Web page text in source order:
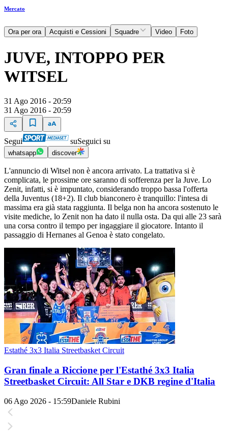
Mercato
Ora per ora Acquisti e Cessioni Squadre Video Foto
JUVE, INTOPPO PER
WITSEL
31 Ago 2016 - 20:59
31 Ago 2016 - 20:59
Segui suSeguici su
whatsapp discover
L'annuncio di Witsel non è ancora arrivato. La trattativa si è
complicata, le prossime ore saranno di sofferenza per la Juve. Lo
Zenit, infatti, si è impuntato, considerando troppo bassa l'offerta
della Juventus (18+2). Il club bianconero è tranquillo: l'intesa di
massima era già stata raggiunta. Il belga non ha ancora sostenuto le
visite mediche, lo Zenit non ha dato il nulla osta. Da qui alle 23 sarà
una corsa contro il tempo per ingaggiare il giocatore. Intanto il
passaggio di Hernanes al Genoa è stato congelato.
Estathé 3x3 Italia Streetbasket Circuit
Gran finale a Riccione per l'Estathé 3x3 Italia
Streetbasket Circuit: All Star e DKB regine d'Italia
06 Ago 2026 - 15:59Daniele Rubini